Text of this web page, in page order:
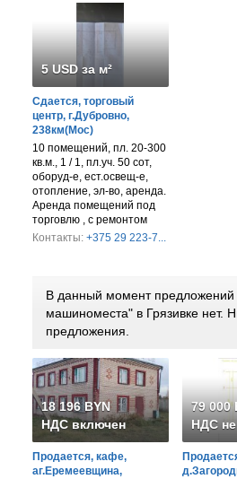
5 USD за м²
Сдается, торговый
центр, г.Дубровно,
238км(Мос)
10 помещений, пл. 20-300
кв.м., 1 / 1, пл.уч. 50 сот,
оборуд-е, ест.освещ-е,
отопление, эл-во, аренда.
Аренда помещений под
торговлю , с ремонтом
Контакты: +375 29 223-7...
В данный момент
машиноместа" в Грязивке нет.
предложения.
18 196 BYN
НДС включен
Продается, кафе,
аг.Еремеевщина,
79 000
НДС